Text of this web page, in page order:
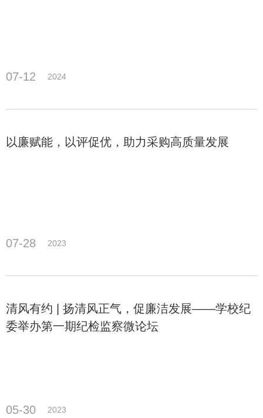
07-12 2024
以廉赋能，以评促优，助力采购高质量发展
07-28 2023
清风有约 | 扬清风正气，促廉洁发展——学校纪
委举办第一期纪检监察微论坛
05-30 2023